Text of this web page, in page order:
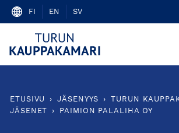
Skip
content
FI EN SV
ETUSIVU › JÄSENYYS ›
TURUN
JÄSENET
› PAIMION PALALIHA OY